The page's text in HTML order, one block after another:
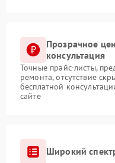
Прозрачное
консультация
Точные прайс-листы,
ремонта, отсутствие
бесплатной
сайте
Широкий